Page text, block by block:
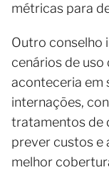
métricas para
Outro conselho
cenários de uso
aconteceria em
internações,
tratamentos de
prever custos e
melhor